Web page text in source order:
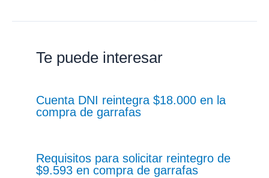
Te puede interesar
Cuenta DNI reintegra $18.000 en la
compra de garrafas
Requisitos para solicitar reintegro de
$9.593 en compra de garrafas